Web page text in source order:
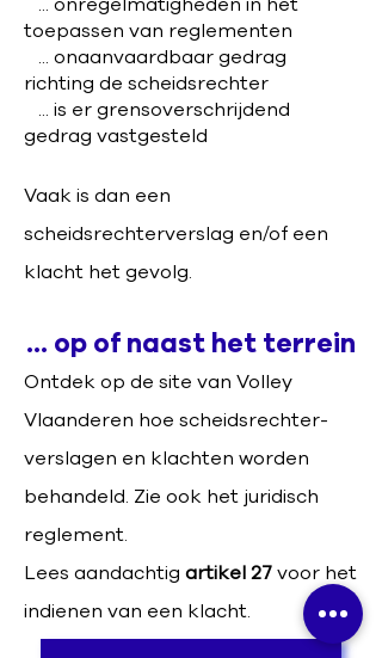
toepassen van reglementen
... onaanvaardbaar gedrag
richting de scheidsrechter
... is er grensoverschrijdend
gedrag vastgesteld
Vaak is dan een
scheidsrechterverslag en/of een
klacht het gevolg.
... op of naast het terrein
Ontdek op de site van Volley
Vlaanderen hoe scheidsrechter-
verslagen en klachten worden
behandeld. Zie ook het juridisch
reglement.
Lees aandachtig artikel 27voor het
indienen van een klacht.